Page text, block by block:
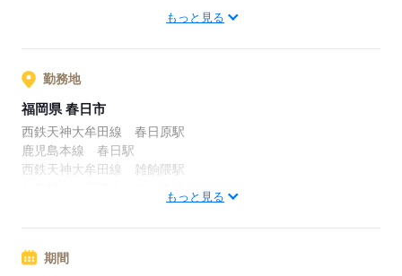
応募する
<月収例>
■週5日×フルタイム8hの場合
時給1,600円×8h×22日＝281,600円
時給1,600円×6h×14日＝134,400円
【交通費備考】
もっと見る
勤務地
福岡県 春日市
西鉄天神大牟田線 春日原駅
鹿児島本線 春日駅
西鉄天神大牟田線 雑餉隈駅
もっと見る
期間